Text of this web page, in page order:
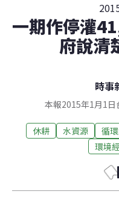
一期作停灌
府說清
時事
本報2015年1月1日
休耕 水資源 循
環境